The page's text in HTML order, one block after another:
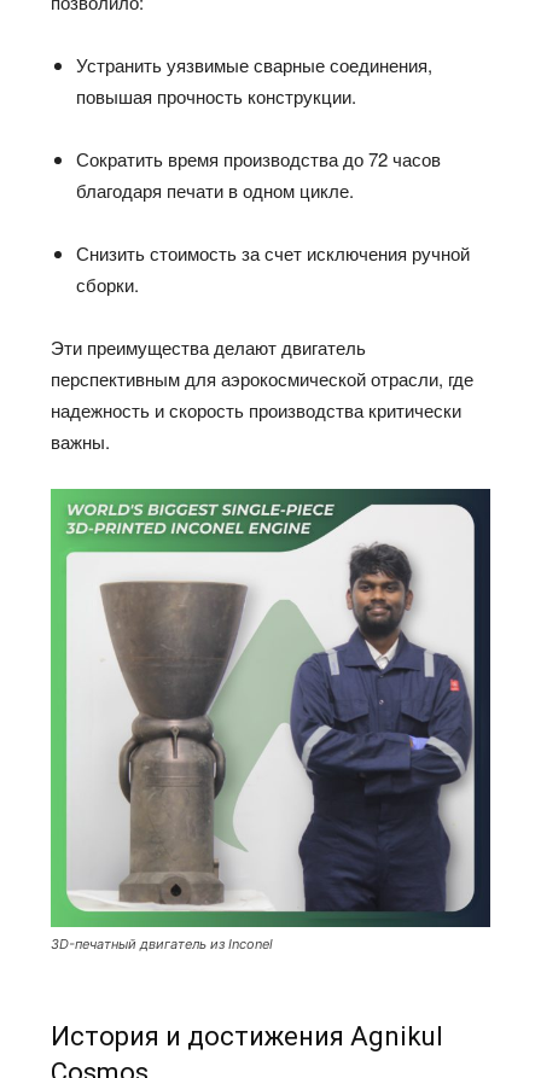
Устранить уязвимые сварные соединения,
повышая прочность конструкции.
Сократить время производства до 72 часов
благодаря печати в одном цикле.
Снизить стоимость за счет исключения ручной
сборки.
Эти преимущества делают двигатель
перспективным для аэрокосмической отрасли, где
надежность и скорость производства критически
важны.
3D-печатный двигатель из Inconel
История и достижения Agnikul